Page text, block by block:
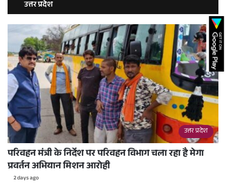
उत्तर प्रदेश
उत्तर प्रदेश
परिवहन मंत्री के निर्देश पर परिवहन विभाग चला रहा है मेगा
प्रवर्तन अभियान मिशन आरोही
2 days ago